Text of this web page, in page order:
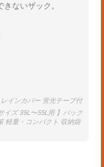
ないザック。
インカバー 蛍光テープ付
イズ 35L〜55L用 】バック
軽量・コンパクト 収納袋